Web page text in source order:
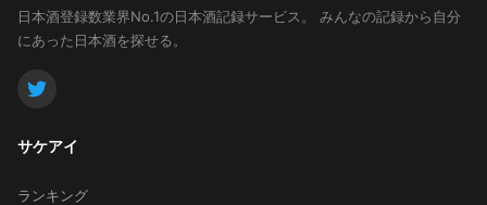
日本酒登録数業界No.1の日本酒記録サービス。
みんなの記録から自分
にあった日本酒を探せる。
サケアイ
ランキング